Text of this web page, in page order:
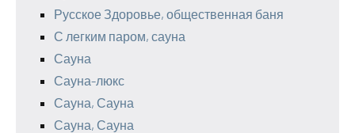
Русское Здоровье, общественная баня
С легким паром, сауна
Сауна
Сауна-люкс
Сауна, Сауна
Сауна, Сауна